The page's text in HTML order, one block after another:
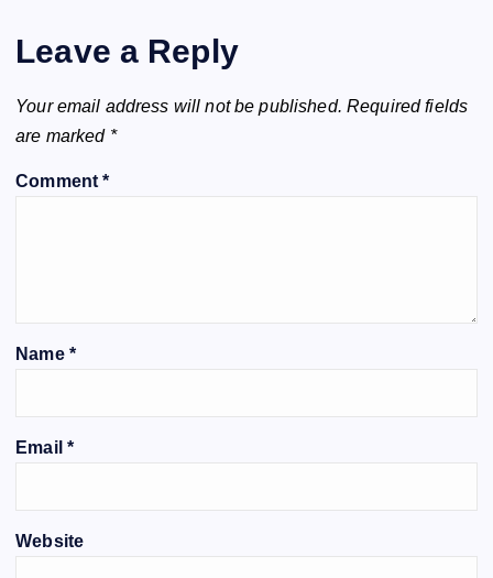
Leave a Reply
Your email address will not be published. Required fields
are marked *
Comment*
Name *
Email *
Website